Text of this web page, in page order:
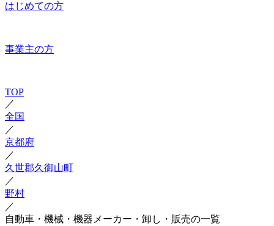
はじめての方
事業主の方
TOP
／
全国
／
京都府
／
久世郡久御山町
／
野村
／
自動車・機械・機器メーカー・卸し・販売の一覧